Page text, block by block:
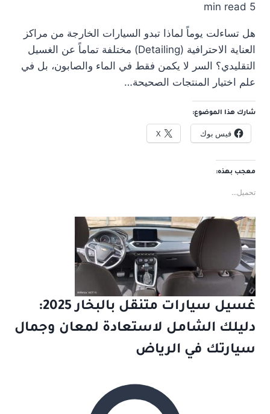
5 min read
هل تساءلت يوماً لماذا تبدو السيارات الخارجة من مراكز
العناية الاحترافية (Detailing) مختلفة تماماً عن الغسيل
التقليدي؟ السر لا يكمن فقط في الماء والصابون، بل في
علم اختيار المنتجات الصحيحة…
شارك هذا الموضوع:
فيس بوك X
معجب بهذه:
تحميل...
غسيل سيارات متنقل بالبخار 2025:
دليلك الشامل لاستعادة لمعان وجمال
سيارتك في الرياض